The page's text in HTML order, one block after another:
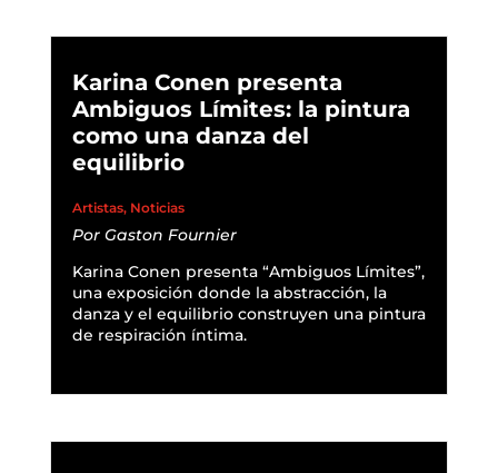
Karina Conen presenta
Ambiguos Límites: la pintura
como una danza del
equilibrio
Artistas, Noticias
Por Gaston Fournier
Karina Conen presenta “Ambiguos Límites”,
una exposición donde la abstracción, la
danza y el equilibrio construyen una pintura
de respiración íntima.